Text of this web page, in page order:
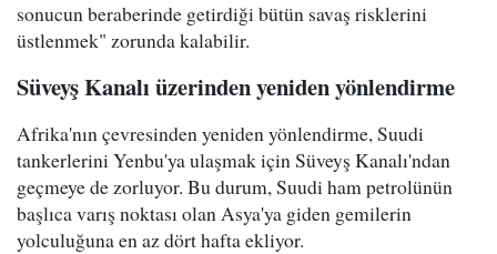
sonucun beraberinde getirdiği bütün savaş risklerini
üstlenmek" zorunda kalabilir.
Süveyş Kanalı üzerinden yeniden yönlendirme
Afrika'nın çevresinden yeniden yönlendirme, Suudi
tankerlerini Yenbu'ya ulaşmak için Süveyş Kanalı'ndan
geçmeye de zorluyor. Bu durum, Suudi ham petrolünün
başlıca varış noktası olan Asya'ya giden gemilerin
yolculuğuna en az dört hafta ekliyor.